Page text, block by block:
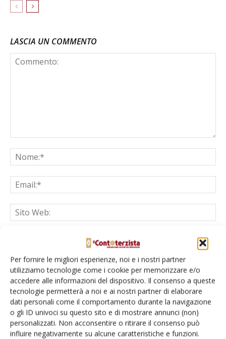
Per fornire le migliori esperienze, noi e i nostri partner
utilizziamo tecnologie come i cookie per memorizzare e/o
accedere alle informazioni del dispositivo. Il consenso a queste
tecnologie permetterà a noi e ai nostri partner di elaborare
dati personali come il comportamento durante la navigazione
o gli ID univoci su questo sito e di mostrare annunci (non)
personalizzati. Non acconsentire o ritirare il consenso può
influire negativamente su alcune caratteristiche e funzioni.
LASCIA UN COMMENTO
Salva il mio nome, email e sito web in questo browser per la
prossima volta che commento.
E-magazine